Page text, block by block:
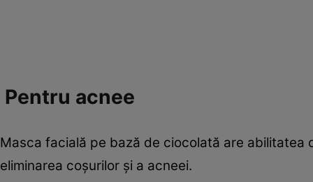
Pentru acnee
Masca facială pe bază de ciocolată are
eliminarea coşurilor şi a acneei.